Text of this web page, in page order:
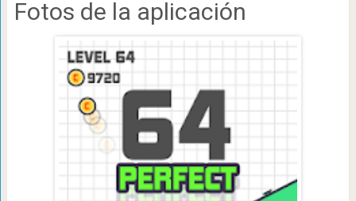
Fotos de la aplicación